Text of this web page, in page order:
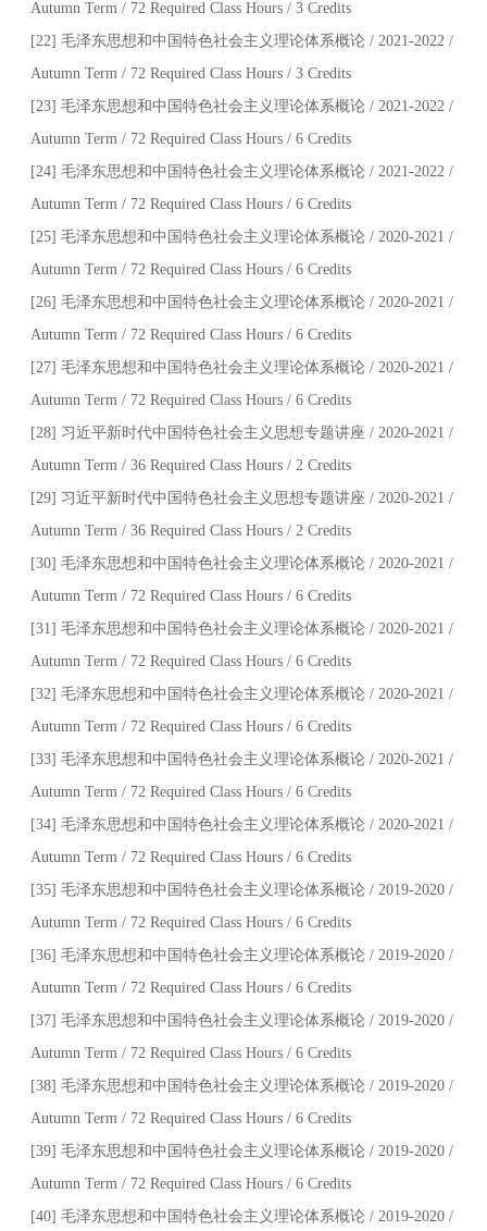
Autumn Term / 72 Required Class Hours / 3 Credits
[22] 毛泽东思想和中国特色社会主义理论体系概论 / 2021-2022 /
Autumn Term / 72 Required Class Hours / 3 Credits
[23] 毛泽东思想和中国特色社会主义理论体系概论 / 2021-2022 /
Autumn Term / 72 Required Class Hours / 6 Credits
[24] 毛泽东思想和中国特色社会主义理论体系概论 / 2021-2022 /
Autumn Term / 72 Required Class Hours / 6 Credits
[25] 毛泽东思想和中国特色社会主义理论体系概论 / 2020-2021 /
Autumn Term / 72 Required Class Hours / 6 Credits
[26] 毛泽东思想和中国特色社会主义理论体系概论 / 2020-2021 /
Autumn Term / 72 Required Class Hours / 6 Credits
[27] 毛泽东思想和中国特色社会主义理论体系概论 / 2020-2021 /
Autumn Term / 72 Required Class Hours / 6 Credits
[28] 习近平新时代中国特色社会主义思想专题讲座 / 2020-2021 /
Autumn Term / 36 Required Class Hours / 2 Credits
[29] 习近平新时代中国特色社会主义思想专题讲座 / 2020-2021 /
Autumn Term / 36 Required Class Hours / 2 Credits
[30] 毛泽东思想和中国特色社会主义理论体系概论 / 2020-2021 /
Autumn Term / 72 Required Class Hours / 6 Credits
[31] 毛泽东思想和中国特色社会主义理论体系概论 / 2020-2021 /
Autumn Term / 72 Required Class Hours / 6 Credits
[32] 毛泽东思想和中国特色社会主义理论体系概论 / 2020-2021 /
Autumn Term / 72 Required Class Hours / 6 Credits
[33] 毛泽东思想和中国特色社会主义理论体系概论 / 2020-2021 /
Autumn Term / 72 Required Class Hours / 6 Credits
[34] 毛泽东思想和中国特色社会主义理论体系概论 / 2020-2021 /
Autumn Term / 72 Required Class Hours / 6 Credits
[35] 毛泽东思想和中国特色社会主义理论体系概论 / 2019-2020 /
Autumn Term / 72 Required Class Hours / 6 Credits
[36] 毛泽东思想和中国特色社会主义理论体系概论 / 2019-2020 /
Autumn Term / 72 Required Class Hours / 6 Credits
[37] 毛泽东思想和中国特色社会主义理论体系概论 / 2019-2020 /
Autumn Term / 72 Required Class Hours / 6 Credits
[38] 毛泽东思想和中国特色社会主义理论体系概论 / 2019-2020 /
Autumn Term / 72 Required Class Hours / 6 Credits
[39] 毛泽东思想和中国特色社会主义理论体系概论 / 2019-2020 /
Autumn Term / 72 Required Class Hours / 6 Credits
[40] 毛泽东思想和中国特色社会主义理论体系概论 / 2019-2020 /